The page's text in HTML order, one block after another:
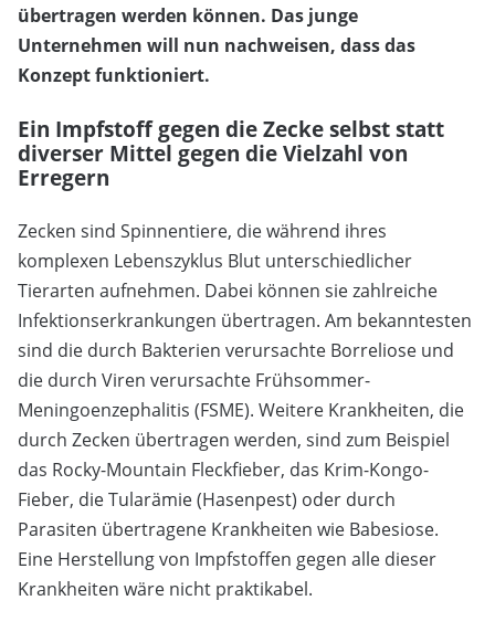
übertragen werden können. Das junge
Unternehmen will nun nachweisen, dass das
Konzept funktioniert.
Ein Impfstoff gegen die Zecke selbst statt
diverser Mittel gegen die Vielzahl von
Erregern
Zecken sind Spinnentiere, die während ihres
komplexen Lebenszyklus Blut unterschiedlicher
Tierarten aufnehmen. Dabei können sie zahlreiche
Infektionserkrankungen übertragen. Am bekanntesten
sind die durch Bakterien verursachte Borreliose und
die durch Viren verursachte Frühsommer-
Meningoenzephalitis (FSME). Weitere Krankheiten, die
durch Zecken übertragen werden, sind zum Beispiel
das Rocky-Mountain Fleckfieber, das Krim-Kongo-
Fieber, die Tularämie (Hasenpest) oder durch
Parasiten übertragene Krankheiten wie Babesiose.
Eine Herstellung von Impfstoffen gegen alle dieser
Krankheiten wäre nicht praktikabel.